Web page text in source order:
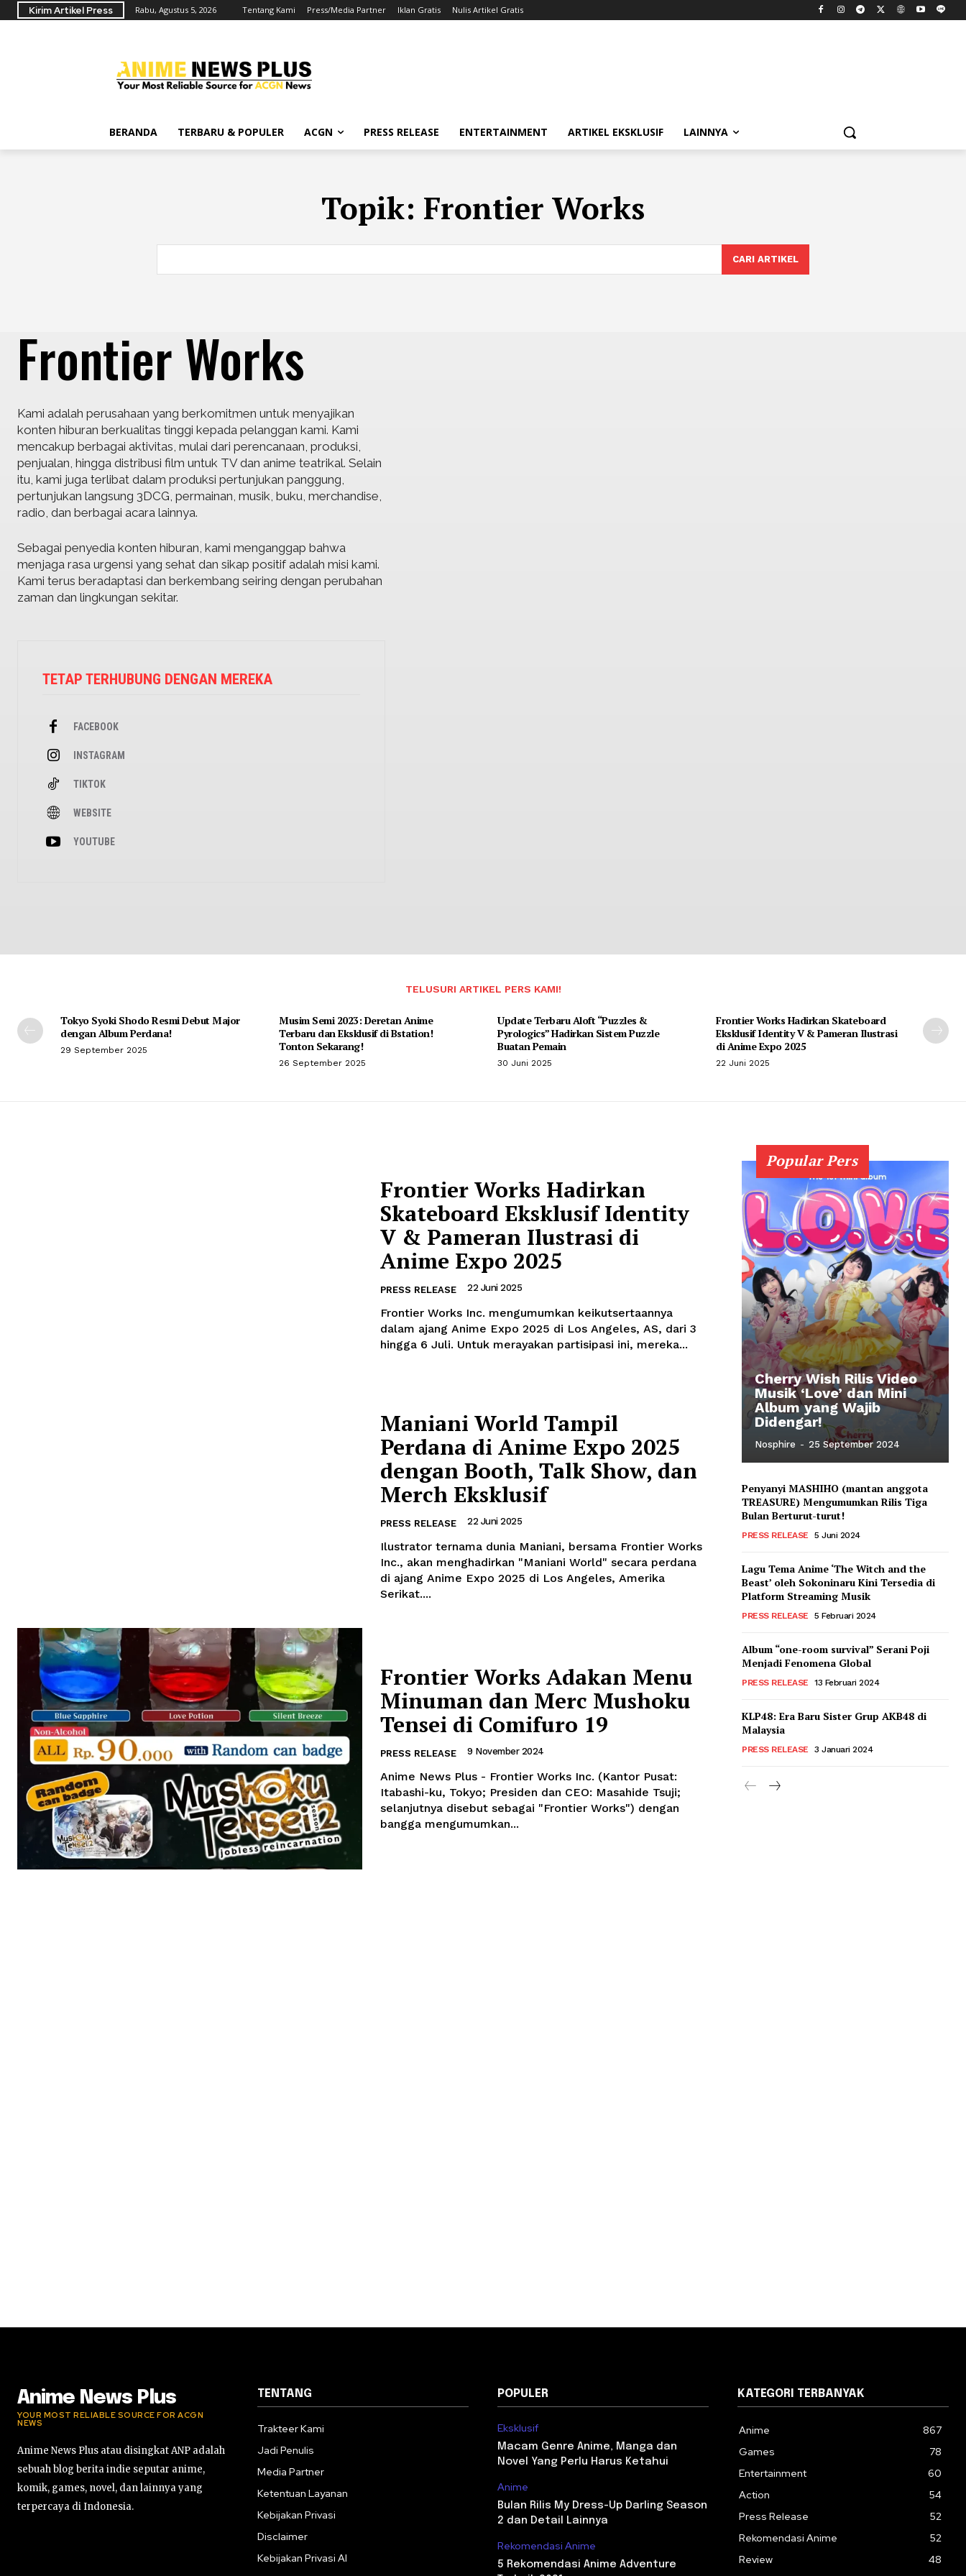
Kirim Artikel Press Rabu, Agustus 5, 2026 Tentang Kami Press/Media Partner Iklan Gratis Nulis Artikel Gratis
BERANDA TERBARU & POPULER ACGN PRESS RELEASE ENTERTAINMENT ARTIKEL EKSKLUSIF LAINNYA
Topik: Frontier Works
CARI ARTIKEL
Frontier Works
Kami adalah perusahaan yang berkomitmen untuk menyajikan
konten hiburan berkualitas tinggi kepada pelanggan kami. Kami
mencakup berbagai aktivitas, mulai dari perencanaan, produksi,
penjualan, hingga distribusi film untuk TV dan anime teatrikal. Selain
itu, kami juga terlibat dalam produksi pertunjukan panggung,
pertunjukan langsung 3DCG, permainan, musik, buku, merchandise,
radio, dan berbagai acara lainnya.
Sebagai penyedia konten hiburan, kami menganggap bahwa
menjaga rasa urgensi yang sehat dan sikap positif adalah misi kami.
Kami terus beradaptasi dan berkembang seiring dengan perubahan
zaman dan lingkungan sekitar.
TETAP TERHUBUNG DENGAN MEREKA
FACEBOOK
INSTAGRAM
TIKTOK
WEBSITE
YOUTUBE
TELUSURI ARTIKEL PERS KAMI!
Tokyo Syoki Shodo Resmi Debut Major
dengan Album Perdana!
29 September 2025
Musim Semi 2023: Deretan Anime
Terbaru dan Eksklusif di Bstation!
Tonton Sekarang!
26 September 2025
Update Terbaru Aloft “Puzzles &
Pyrologics” Hadirkan Sistem Puzzle
Buatan Pemain
30 Juni 2025
Frontier Works Hadirkan Skateboard
Eksklusif Identity V & Pameran Ilustrasi
di Anime Expo 2025
22 Juni 2025
Frontier Works Hadirkan
Skateboard Eksklusif Identity
V & Pameran Ilustrasi di
Anime Expo 2025
PRESS RELEASE 22 Juni 2025
Frontier Works Inc. mengumumkan keikutsertaannya
dalam ajang Anime Expo 2025 di Los Angeles, AS, dari 3
hingga 6 Juli. Untuk merayakan partisipasi ini, mereka...
Maniani World Tampil
Perdana di Anime Expo 2025
dengan Booth, Talk Show, dan
Merch Eksklusif
PRESS RELEASE 22 Juni 2025
Ilustrator ternama dunia Maniani, bersama Frontier Works
Inc., akan menghadirkan "Maniani World" secara perdana
di ajang Anime Expo 2025 di Los Angeles, Amerika
Serikat....
Frontier Works Adakan Menu
Minuman dan Merc Mushoku
Tensei di Comifuro 19
PRESS RELEASE 9 November 2024
Anime News Plus - Frontier Works Inc. (Kantor Pusat:
Itabashi-ku, Tokyo; Presiden dan CEO: Masahide Tsuji;
selanjutnya disebut sebagai "Frontier Works") dengan
bangga mengumumkan...
Popular Pers
Cherry Wish Rilis Video
Musik ‘Love’ dan Mini
Album yang Wajib
Didengar!
Nosphire - 25 September 2024
Penyanyi MASHIHO (mantan anggota
TREASURE) Mengumumkan Rilis Tiga
Bulan Berturut-turut!
PRESS RELEASE 5 Juni 2024
Lagu Tema Anime ‘The Witch and the
Beast’ oleh Sokoninaru Kini Tersedia di
Platform Streaming Musik
PRESS RELEASE 5 Februari 2024
Album “one-room survival” Serani Poji
Menjadi Fenomena Global
PRESS RELEASE 13 Februari 2024
KLP48: Era Baru Sister Grup AKB48 di
Malaysia
PRESS RELEASE 3 Januari 2024
Anime News Plus
YOUR MOST RELIABLE SOURCE FOR ACGN
NEWS
Anime News Plus atau disingkat ANP adalah
sebuah blog berita indie seputar anime,
komik, games, novel, dan lainnya yang
terpercaya di Indonesia.
TENTANG
Trakteer Kami
Jadi Penulis
Media Partner
Ketentuan Layanan
Kebijakan Privasi
Disclaimer
Kebijakan Privasi AI
POPULER
Eksklusif
Macam Genre Anime, Manga dan
Novel Yang Perlu Harus Ketahui
Anime
Bulan Rilis My Dress-Up Darling Season
2 dan Detail Lainnya
Rekomendasi Anime
5 Rekomendasi Anime Adventure
KATEGORI TERBANYAK
Anime
867
Games
78
Entertainment
60
Action
54
Press Release
52
Rekomendasi Anime
52
Review
48